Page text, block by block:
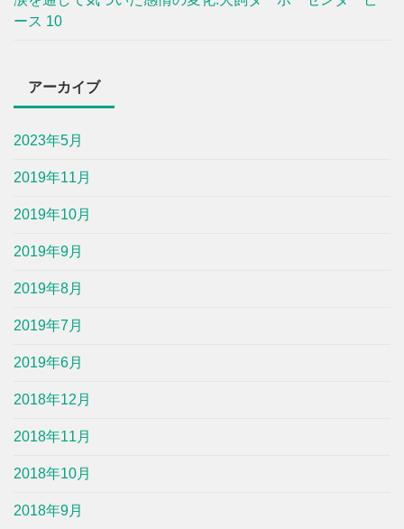
ース 10
アーカイブ
2023年5月
2019年11月
2019年10月
2019年9月
2019年8月
2019年7月
2019年6月
2018年12月
2018年11月
2018年10月
2018年9月